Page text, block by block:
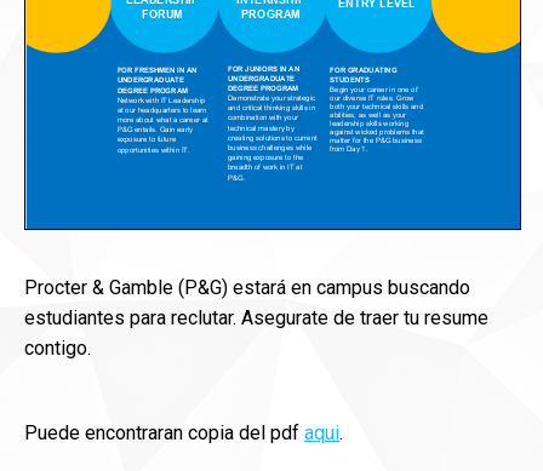
Procter & Gamble (P&G) estará en campus buscando
estudiantes para reclutar. Asegurate de traer tu resume
contigo.
Puede encontraran copia del pdf aqui.